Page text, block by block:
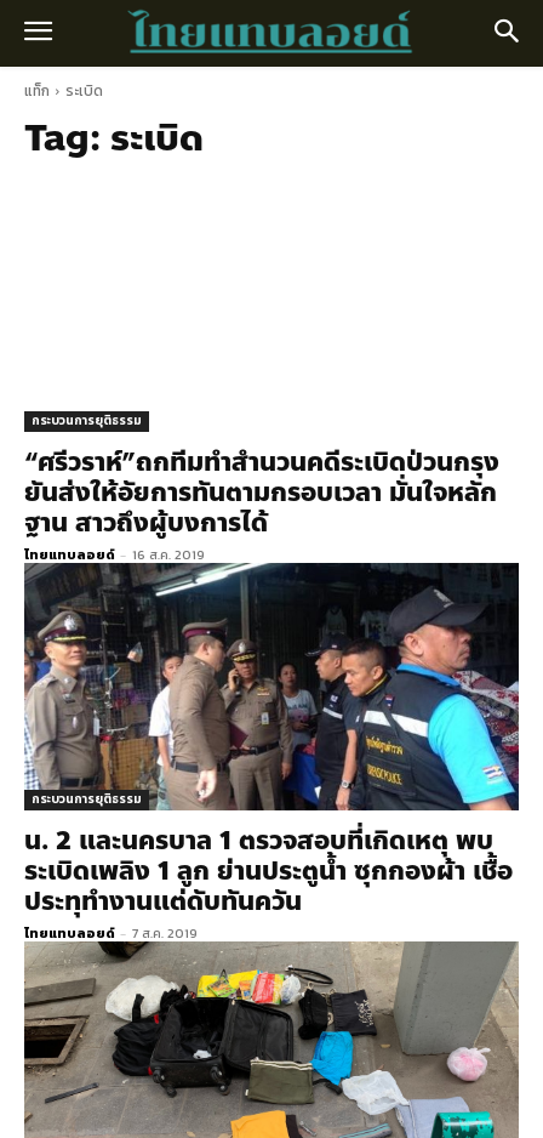
แท็ก ระเบิด
Tag: ระเบิด
กระบวนการยุติธรรม
“ศรีวราห์”ถกทีมทำสำนวนคดีระเบิดป่วนกรุง
ยันส่งให้อัยการทันตามกรอบเวลา มั่นใจหลัก
ฐาน สาวถึงผู้บงการได้
ไทยแทบลอยด์ - 16 ส.ค. 2019
กระบวนการยุติธรรม
น. 2 และนครบาล​ 1 ตรวจสอบที่เกิดเหตุ พบ
ระเบิดเพลิง 1 ลูก ย่านประตูน้ำ ซุกกองผ้า เชื้อ
ประทุทำงานแต่ดับทันควัน
ไทยแทบลอยด์ - 7 ส.ค. 2019